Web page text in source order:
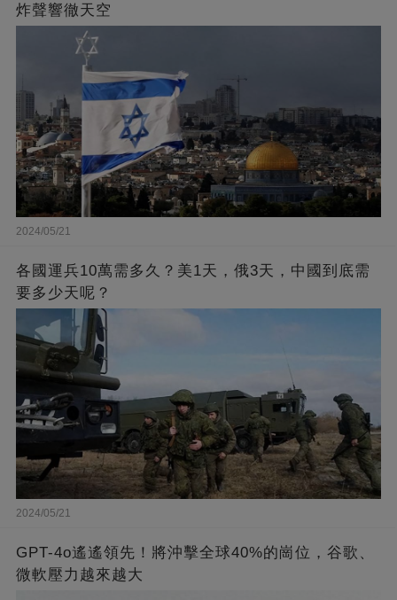
炸聲響徹天空
2024/05/21
各國運兵10萬需多久？美1天，俄3天，中國到底需
要多少天呢？
2024/05/21
GPT-4o遙遙領先！將沖擊全球40%的崗位，谷歌、
微軟壓力越來越大